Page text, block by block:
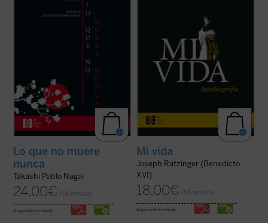
explosión de la bomba atómica, captando
los numerosos acontecimientos que se
Lo que no muere
nunca
Takashi Pablo Nagai
24,00€ IVA incluido
disponible en ebook:
Giuliano Vigini que reconstruye los años ...
Mi vida
Joseph Ratzinger (Benedicto
XVI)
18,00€ IVA incluido
disponible en ebook: